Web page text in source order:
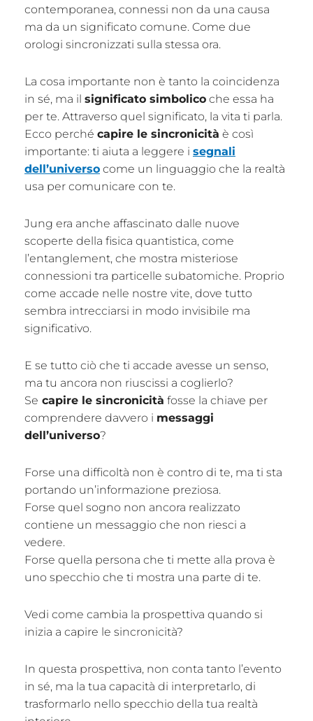
contemporanea, connessi non da una causa
ma da un significato comune. Come due
orologi sincronizzati sulla stessa ora.
La cosa importante non è tanto la coincidenza
in sé, ma il significato simbolico che essa ha
per te. Attraverso quel significato, la vita ti parla.
Ecco perché capire le sincronicità è così
importante: ti aiuta a leggere i segnali
dell’universo come un linguaggio che la realtà
usa per comunicare con te.
Jung era anche affascinato dalle nuove
scoperte della fisica quantistica, come
l’entanglement, che mostra misteriose
connessioni tra particelle subatomiche. Proprio
come accade nelle nostre vite, dove tutto
sembra intrecciarsi in modo invisibile ma
significativo.
E se tutto ciò che ti accade avesse un senso,
ma tu ancora non riuscissi a coglierlo?
Se capire le sincronicità fosse la chiave per
comprendere davvero i messaggi
dell’universo?
Forse una difficoltà non è contro di te, ma ti sta
portando un’informazione preziosa.
Forse quel sogno non ancora realizzato
contiene un messaggio che non riesci a
vedere.
Forse quella persona che ti mette alla prova è
uno specchio che ti mostra una parte di te.
Vedi come cambia la prospettiva quando si
inizia a capire le sincronicità?
In questa prospettiva, non conta tanto l’evento
in sé, ma la tua capacità di interpretarlo, di
trasformarlo nello specchio della tua realtà